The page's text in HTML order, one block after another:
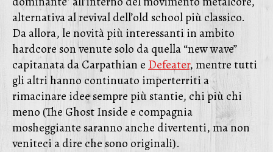
alternativa al revival dell’old school più classico.
Da allora, le novità più interessanti in ambito
hardcore son venute solo da quella “new wave”
capitanata da Carpathian e Defeater, mentre tutti
gli altri hanno continuato imperterriti a
rimacinare idee sempre più stantie, chi più chi
meno (The Ghost Inside e compagnia
mosheggiante saranno anche divertenti, ma non
veniteci a dire che sono originali).